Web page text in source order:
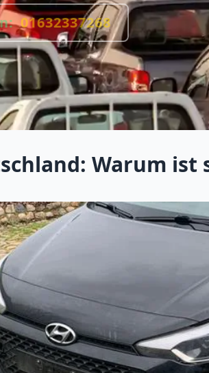
01632337268
Warum ist